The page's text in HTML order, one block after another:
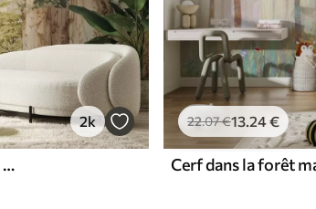
2k
Sentier forestier parmi des arbres majestueux, style aquarelle
22.07€13 .24€
Cerf dans la forêt